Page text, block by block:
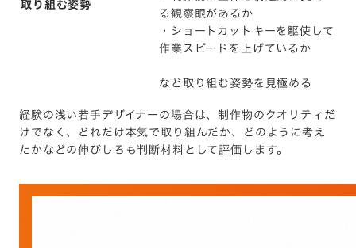
取り組む姿勢
る観察眼があるか
・ショートカットキーを駆使して
作業スピードを上げているか
など取り組む姿勢を見極める
経験の浅い若手デザイナーの場合は、制作物のクオリティだ
けでなく、どれだけ本気で取り組んだか、どのように考え
たかなどの伸びしろも判断材料として評価します。